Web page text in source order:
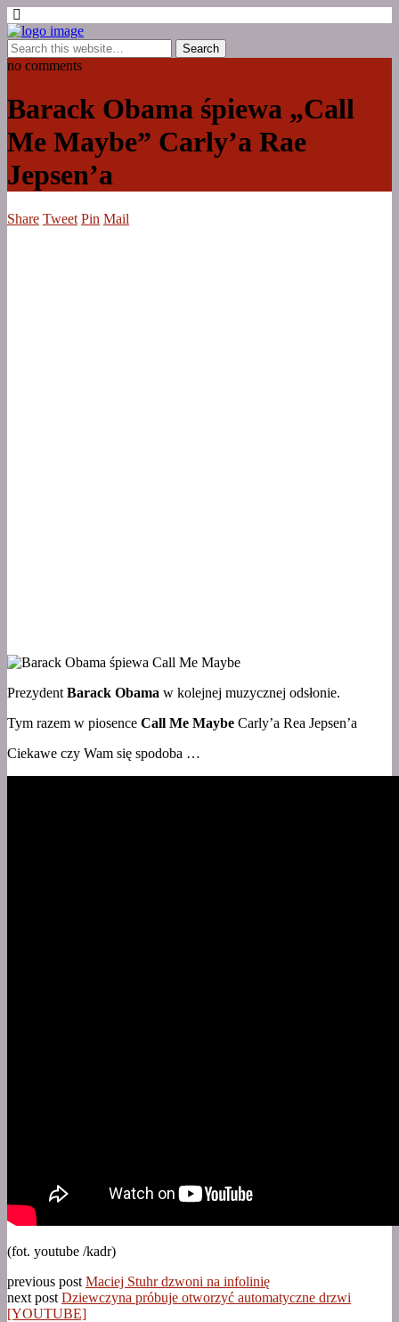
no comments
Barack Obama śpiewa „Call
Me Maybe” Carly’a Rae
Jepsen’a
Share Tweet Pin Mail
Prezydent Barack Obama w kolejnej muzycznej odsłonie.
Tym razem w piosence Call Me Maybe Carly’a Rea Jepsen’a
Ciekawe czy Wam się spodoba …
(fot. youtube /kadr)
previous post Maciej Stuhr dzwoni na infolinię
next post Dziewczyna próbuje otworzyć automatyczne drzwi
[YOUTUBE]